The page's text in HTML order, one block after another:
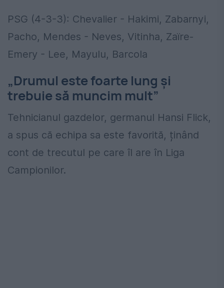
PSG (4-3-3): Chevalier - Hakimi, Zabarnyi,
Pacho, Mendes - Neves, Vitinha, Zaïre-
Emery - Lee, Mayulu, Barcola
„Drumul este foarte lung și
trebuie să muncim mult”
Tehnicianul gazdelor, germanul Hansi Flick,
a spus că echipa sa este favorită, ținând
cont de trecutul pe care îl are în Liga
Campionilor.